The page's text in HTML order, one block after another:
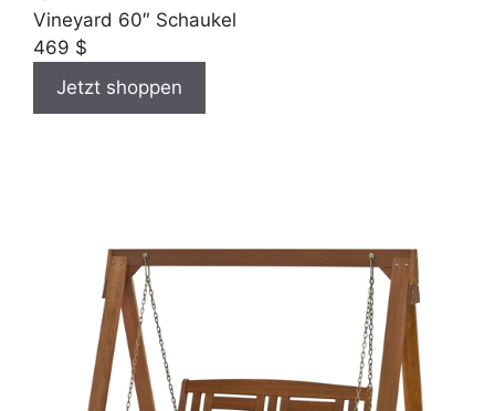
Vineyard 60″ Schaukel
469 $
Jetzt shoppen